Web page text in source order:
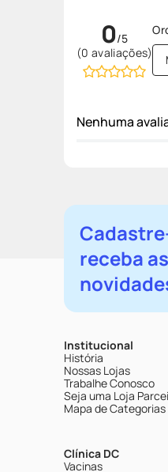
0
(0 avaliações)
Nenhuma
receba as
Institucional
História
Nossas Lojas
Trabalhe Conosco
Seja uma Loja
Mapa de Categorias
Clínica DC
Vacinas